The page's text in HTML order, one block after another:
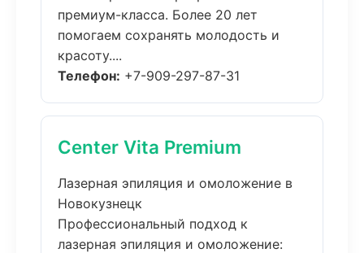
премиум-класса. Более 20 лет
помогаем сохранять молодость и
красоту....
Телефон: +7-909-297-87-31
Center Vita Premium
Лазерная эпиляция и омоложение в
Новокузнецк
Профессиональный подход к
лазерная эпиляция и омоложение: